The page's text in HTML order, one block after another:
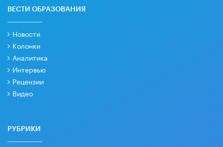
ВЕСТИ ОБРАЗОВАНИЯ
Новости
Колонки
Аналитика
Интервью
Рецензии
Видео
РУБРИКИ